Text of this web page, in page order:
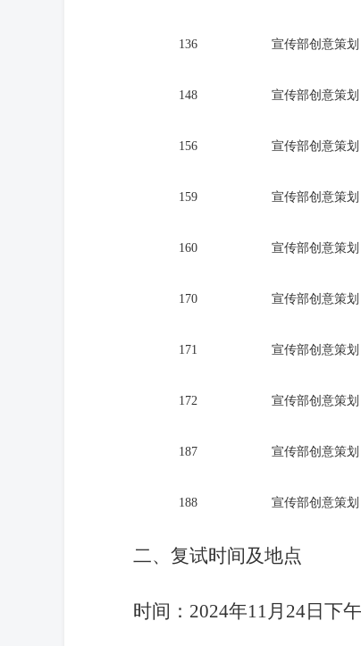
136 宣传部创意策划
148 宣传部创意策划
156 宣传部创意策划
159 宣传部创意策划
160 宣传部创意策划
170 宣传部创意策划
171 宣传部创意策划
172 宣传部创意策划
187 宣传部创意策划
188 宣传部创意策划
二、复试时间及地点
时间： 2024年11月24日下